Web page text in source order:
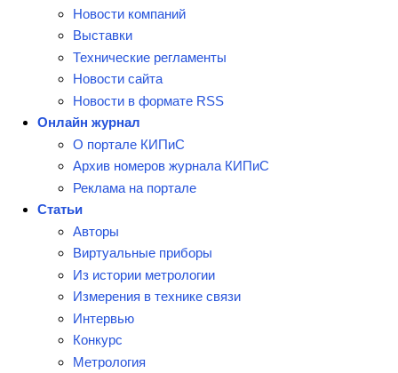
Новости компаний
Выставки
Технические регламенты
Новости сайта
Новости в формате RSS
Онлайн журнал
О портале КИПиС
Архив номеров журнала КИПиС
Реклама на портале
Статьи
Авторы
Виртуальные приборы
Из истории метрологии
Измерения в технике связи
Интервью
Конкурс
Метрология